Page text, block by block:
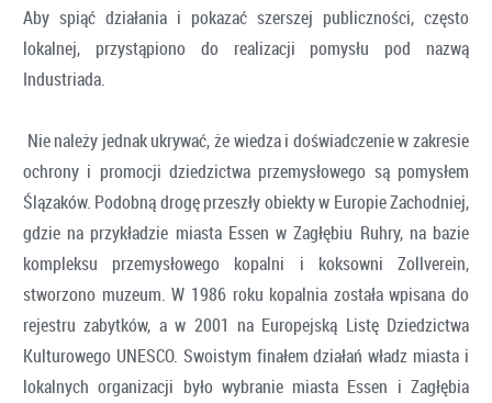
Aby spiąć działania i pokazać szerszej publiczności, często
lokalnej, przystąpiono do realizacji pomysłu pod nazwą
Industriada.
Nie należy jednak ukrywać, że wiedza i doświadczenie w zakresie
ochrony i promocji dziedzictwa przemysłowego są pomysłem
Ślązaków. Podobną drogę przeszły obiekty w Europie Zachodniej,
gdzie na przykładzie miasta Essen w Zagłębiu Ruhry, na bazie
kompleksu przemysłowego kopalni i koksowni Zollverein,
stworzono muzeum. W 1986 roku kopalnia została wpisana do
rejestru zabytków, a w 2001 na Europejską Listę Dziedzictwa
Kulturowego UNESCO. Swoistym finałem działań władz miasta i
lokalnych organizacji było wybranie miasta Essen i Zagłębia